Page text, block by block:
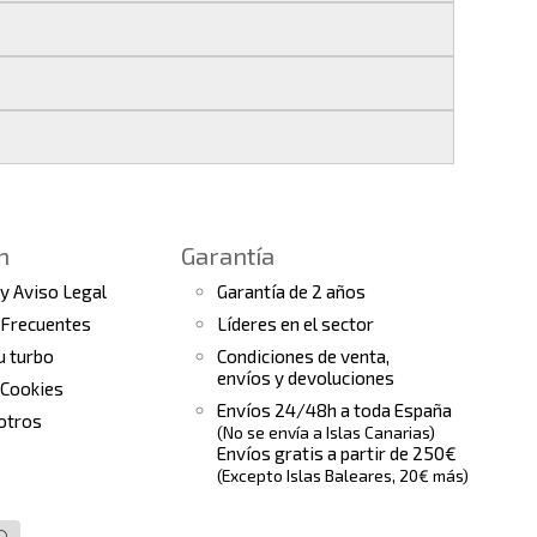
finales.
continuación).
condiciones generalespara más
del pedido para que puedas
Aviso Legal
turbo
Garantía
Garantía de 2 años
Líderes en el sector
Condiciones de venta,
envíos y devoluciones
Envíos 24/48h a toda España
(No se envía a Islas Canarias)
Envíos gratis a partir de 250€
(Excepto Islas Baleares, 20€ más)